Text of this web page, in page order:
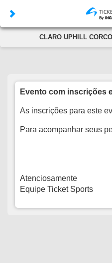
CLARO UPHILL
Evento com inscrições
As inscrições para este
Para acompanhar seus
Atenciosamente
Equipe Ticket Sports